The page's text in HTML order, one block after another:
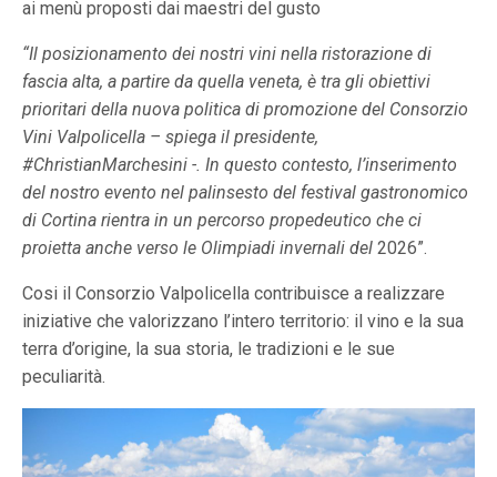
ai menù proposti dai maestri del gusto
“Il posizionamento dei nostri vini nella ristorazione di
fascia alta, a partire da quella veneta, è tra gli obiettivi
prioritari della nuova politica di promozione del Consorzio
Vini Valpolicella – spiega il presidente,
#ChristianMarchesini -. In questo contesto, l’inserimento
del nostro evento nel palinsesto del festival gastronomico
di Cortina rientra in un percorso propedeutico che ci
proietta anche verso le Olimpiadi invernali del 2026”.
Cosi il Consorzio Valpolicella contribuisce a realizzare
iniziative che valorizzano l’intero territorio: il vino e la sua
terra d’origine, la sua storia, le tradizioni e le sue
peculiarità.